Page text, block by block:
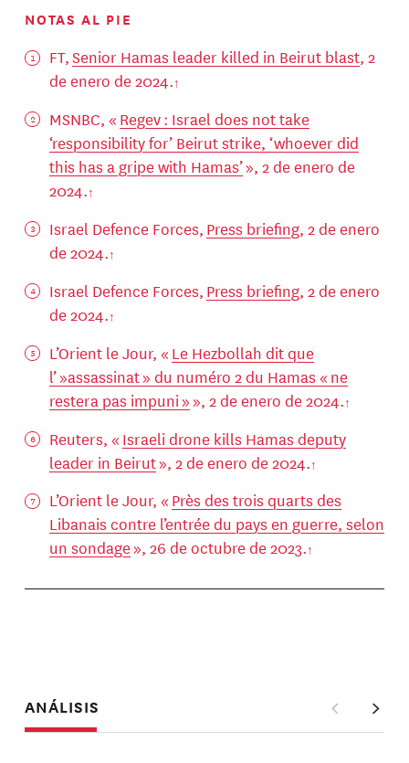
NOTAS AL PIE
FT,Senior Hamas leader killed in Beirut blast, 2
de enero de 2024.
MSNBC, « Regev : Israel does not take
‘responsibility for’ Beirut strike, ‘whoever did
this has a gripe with Hamas’», 2 de enero de
2024.
Israel Defence Forces, Press briefing, 2 de enero
de 2024.
Israel Defence Forces, Press briefing, 2 de enero
de 2024.
L’Orient le Jour, « Le Hezbollah dit que
l’ »assassinat » du numéro 2 du Hamas « ne
restera pas impuni »», 2 de enero de 2024.
Reuters, « Israeli drone kills Hamas deputy
leader in Beirut», 2 de enero de 2024.
L’Orient le Jour, « Près des trois quarts des
Libanais contre l’entrée du pays en guerre, selon
un sondage», 26 de octubre de 2023.
ANÁLISIS